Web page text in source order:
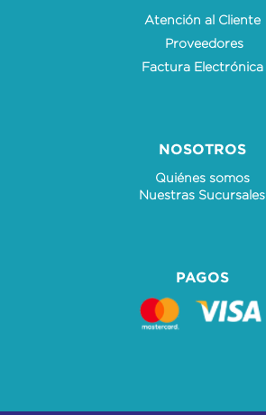
Atención al Cliente
Proveedores
Factura Electrónica
NOSOTROS
Quiénes somos
Nuestras Sucursales
PAGOS